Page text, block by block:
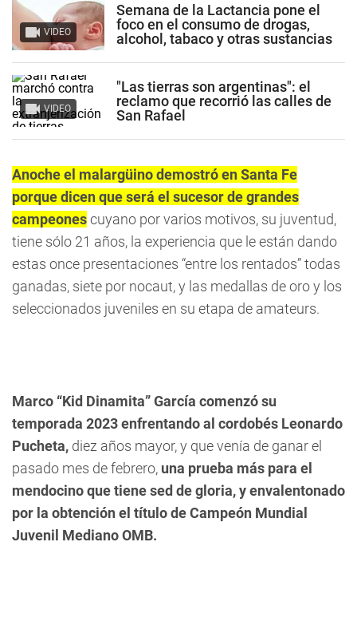
VIDEO
Semana de la Lactancia pone el
foco en el consumo de drogas,
alcohol, tabaco y otras sustancias
VIDEO
"Las tierras son argentinas": el
reclamo que recorrió las calles de
San Rafael
Anoche el malargüino demostró en Santa Fe
porque dicen que será el sucesor de grandes
campeonescuyano por varios motivos, su juventud,
tiene sólo 21 años, la experiencia que le están dando
estas once presentaciones “entre los rentados” todas
ganadas, siete por nocaut, y las medallas de oro y los
seleccionados juveniles en su etapa de amateurs.
Marco “Kid Dinamita” García comenzó su
temporada 2023 enfrentando al cordobés Leonardo
Pucheta, diez años mayor, y que venía de ganar el
pasado mes de febrero, una prueba más para el
mendocino que tiene sed de gloria, y envalentonado
por la obtención el título de Campeón Mundial
Juvenil Mediano OMB.